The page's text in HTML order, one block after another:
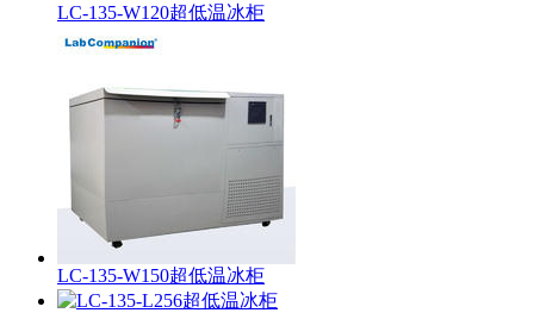
LC-135-W120超低温冰柜
LC-135-W150超低温冰柜